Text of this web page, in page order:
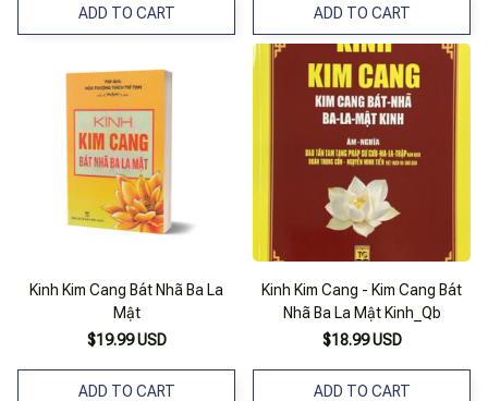
ADD TO CART ADD TO CART
Kinh Kim Cang Bát Nhã Ba La
Mật
$19.99 USD
ADD TO CART
Kinh Kim Cang - Kim Cang Bát
Nhã Ba La Mật Kinh_Qb
$18.99 USD
ADD TO CART